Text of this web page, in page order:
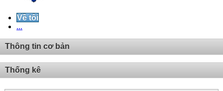
Về tôi
...
Thông tin cơ bản
Thống kê